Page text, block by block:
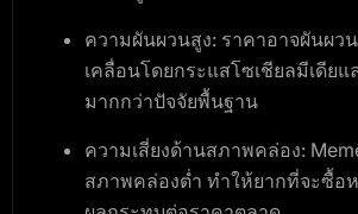
ความผันผวนสูง: ราคาอาจผันผว
เคลื่อนโดยกระแสโซเชียลมีเดียแ
มากกว่าปัจจัยพื้นฐาน
ความเสี่ยงด้านสภาพคล่อง:
สภาพคล่องต่ำ ทำให้ยากที่จะซื้อ